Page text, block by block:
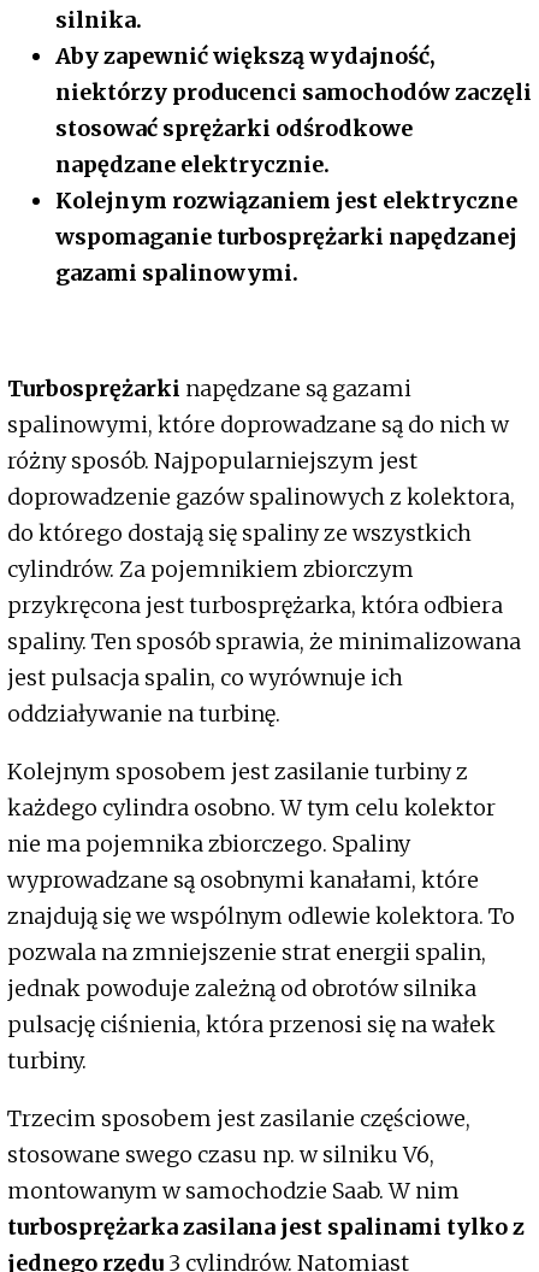
silnika.
Aby zapewnić większą wydajność,
niektórzy producenci samochodów zaczęli
stosować sprężarki odśrodkowe
napędzane elektrycznie.
Kolejnym rozwiązaniem jest elektryczne
wspomaganie turbosprężarki napędzanej
gazami spalinowymi.
Turbosprężarki napędzane są gazami
spalinowymi, które doprowadzane są do nich w
różny sposób. Najpopularniejszym jest
doprowadzenie gazów spalinowych z kolektora,
do którego dostają się spaliny ze wszystkich
cylindrów. Za pojemnikiem zbiorczym
przykręcona jest turbosprężarka, która odbiera
spaliny. Ten sposób sprawia, że minimalizowana
jest pulsacja spalin, co wyrównuje ich
oddziaływanie na turbinę.
Kolejnym sposobem jest zasilanie turbiny z
każdego cylindra osobno. W tym celu kolektor
nie ma pojemnika zbiorczego. Spaliny
wyprowadzane są osobnymi kanałami, które
znajdują się we wspólnym odlewie kolektora. To
pozwala na zmniejszenie strat energii spalin,
jednak powoduje zależną od obrotów silnika
pulsację ciśnienia, która przenosi się na wałek
turbiny.
Trzecim sposobem jest zasilanie częściowe,
stosowane swego czasu np. w silniku V6,
montowanym w samochodzie Saab. W nim
turbosprężarka zasilana jest spalinami tylko z
jednego rzędu 3 cylindrów. Natomiast